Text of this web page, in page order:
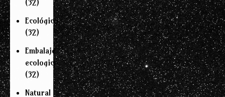
(32)
Ecológico
(32)
Embalaje
ecologico
(32)
Natural